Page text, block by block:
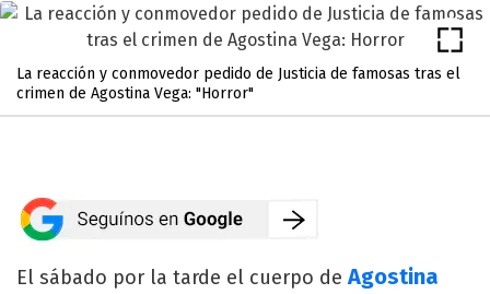
La reacción y conmovedor pedido de Justicia de famosas tras el
crimen de Agostina Vega: "Horror"
El sábado por la tarde el cuerpo deAgostina